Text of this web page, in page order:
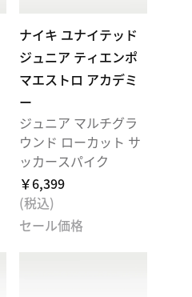
ナイキ ユナイテッド
ジュニア ティエンポ
マエストロ アカデミ
ー
ジュニア マルチグラ
ウンド ローカット サ
ッカースパイク
￥6,399
(税込)
セール価格